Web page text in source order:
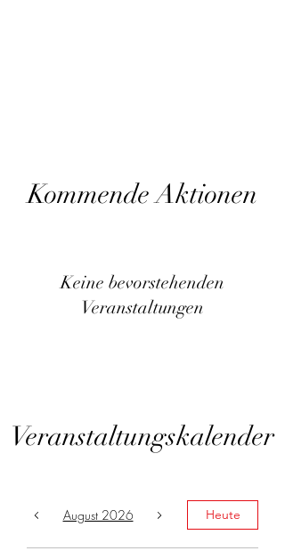
Kommende Aktionen
Keine bevorstehenden
Veranstaltungen
Veranstaltungskalender
August 2026 Heute